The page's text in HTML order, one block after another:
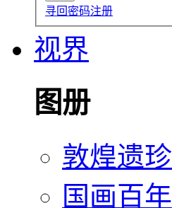
寻回密码注册
视界
图册
敦煌遗珍
国画百年